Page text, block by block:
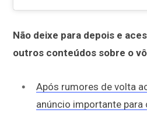
Não deixe para depois e
outros conteúdos sobre o
Após rumores de volta
anúncio importante